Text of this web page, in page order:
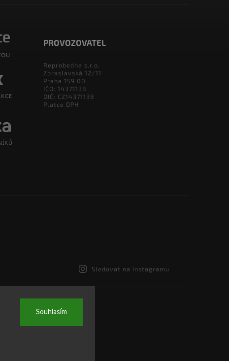
Souhlasím
PROVOZOVATEL
Reprobedna s.r.o.
Zbraslavská 12/11
Praha 159 00
IČO: 14371138
DIČ: CZ14371138
Platce DPH
Sledovat na Instagramu